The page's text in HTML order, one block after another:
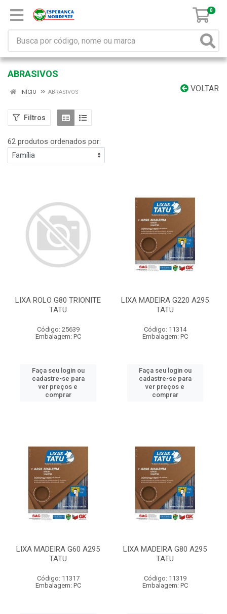
0
ABRASIVOS
VOLTAR
INÍCIO ABRASIVOS
Filtros
62 produtos ordenados por:
LIXA ROLO G80 TRIONITE
TATU
Código: 25639
Embalagem: PC
Faça seu login ou
cadastre-se para
ver preços e
comprar
LIXA MADEIRA G220 A295
TATU
Código: 11314
Embalagem: PC
Faça seu login ou
cadastre-se para
ver preços e
comprar
LIXA MADEIRA G60 A295
TATU
Código: 11317
Embalagem: PC
LIXA MADEIRA G80 A295
TATU
Código: 11319
Embalagem: PC